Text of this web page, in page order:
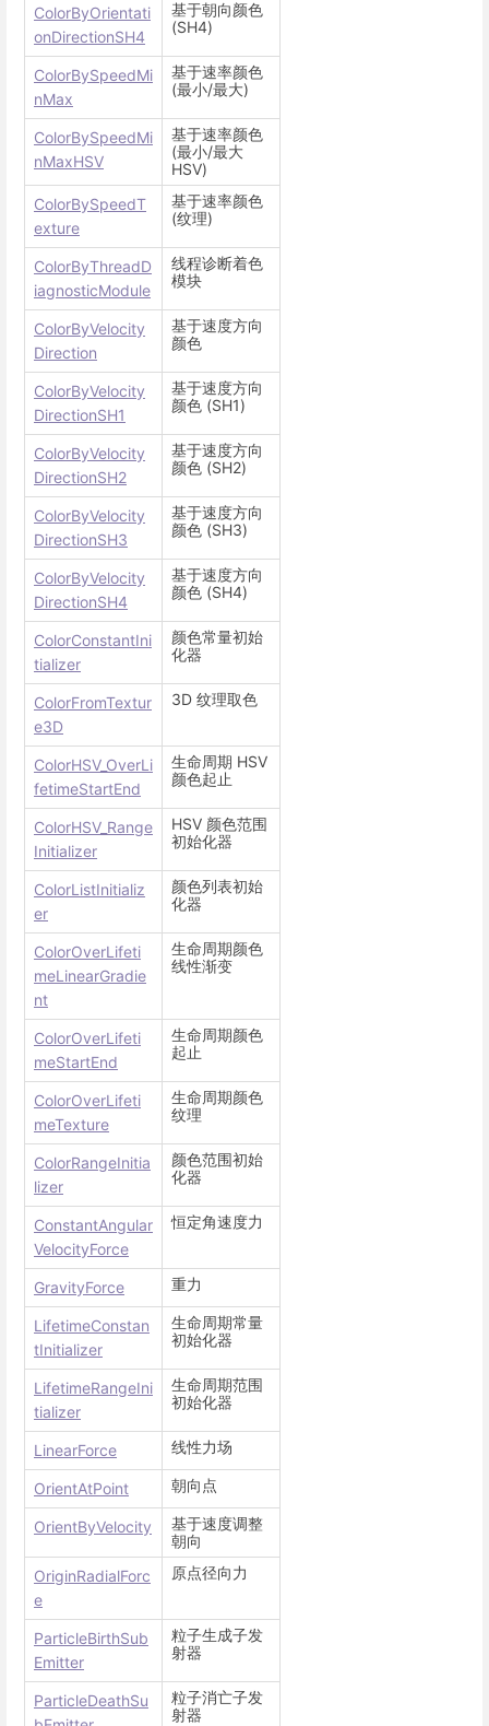
ColorByOrientati
onDirectionSH4
基于朝向颜色
(SH4)
ColorBySpeedMi
nMax
基于速率颜色
(最小/最大)
ColorBySpeedMi
nMaxHSV
基于速率颜色
(最小/最大
HSV)
ColorBySpeedT
exture
基于速率颜色
(纹理)
ColorByThreadD
iagnosticModule
线程诊断着色
模块
ColorByVelocity
Direction
基于速度方向
颜色
ColorByVelocity
DirectionSH1
基于速度方向
颜色 (SH1)
ColorByVelocity
DirectionSH2
基于速度方向
颜色 (SH2)
ColorByVelocity
DirectionSH3
基于速度方向
颜色 (SH3)
ColorByVelocity
DirectionSH4
基于速度方向
颜色 (SH4)
ColorConstantIni
tializer
颜色常量初始
化器
ColorFromTextur
e3D
3D 纹理取色
ColorHSV_OverLi
fetimeStartEnd
生命周期 HSV
颜色起止
ColorHSV_Range
Initializer
HSV 颜色范围
初始化器
ColorListInitializ
er
颜色列表初始
化器
ColorOverLifeti
meLinearGradie
nt
生命周期颜色
线性渐变
ColorOverLifeti
meStartEnd
生命周期颜色
起止
ColorOverLifeti
meTexture
生命周期颜色
纹理
ColorRangeInitia
lizer
颜色范围初始
化器
ConstantAngular
VelocityForce
恒定角速度力
GravityForce 重力
LifetimeConstan
tInitializer
生命周期常量
初始化器
LifetimeRangeIni
tializer
生命周期范围
初始化器
LinearForce 线性力场
OrientAtPoint 朝向点
OrientByVelocity
基于速度调整
朝向
OriginRadialForc
e
原点径向力
ParticleBirthSub
Emitter
粒子生成子发
射器
ParticleDeathSu
粒子消亡子发
射器